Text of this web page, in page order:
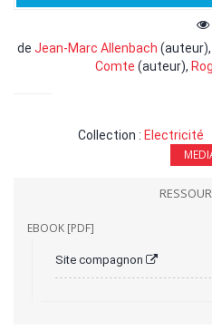
de Jean-Marc Allenbach (auteur),
Comte (auteur),
Collection : Electricité
EBOOK [PDF]
Site compagnon